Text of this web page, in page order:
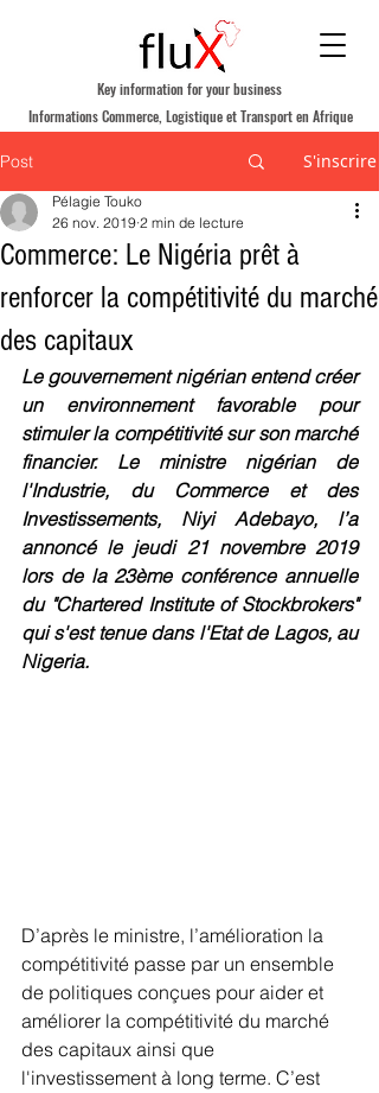
Informations Commerce, Logistique et Transport en Afrique
Key information for your business
Post S'inscrire
Commerce: Le Nigéria prêt à
renforcer la compétitivité du marché
des capitaux
Pélagie Touko
26 nov. 2019 2 min de lecture
Le gouvernement nigérian entend créer
un environnement favorable pour
stimuler la compétitivité sur son marché
financier. Le ministre nigérian de
l'Industrie, du Commerce et des
Investissements, Niyi Adebayo, l’a
annoncé le jeudi 21 novembre 2019
lors de la 23ème conférence annuelle
du "Chartered Institute of Stockbrokers"
qui s'est tenue dans l'Etat de Lagos, au
Nigeria.
D’après le ministre, l’amélioration la
compétitivité passe par un ensemble
de politiques conçues pour aider et
améliorer la compétitivité du marché
des capitaux ainsi que
l'investissement à long terme. C’est